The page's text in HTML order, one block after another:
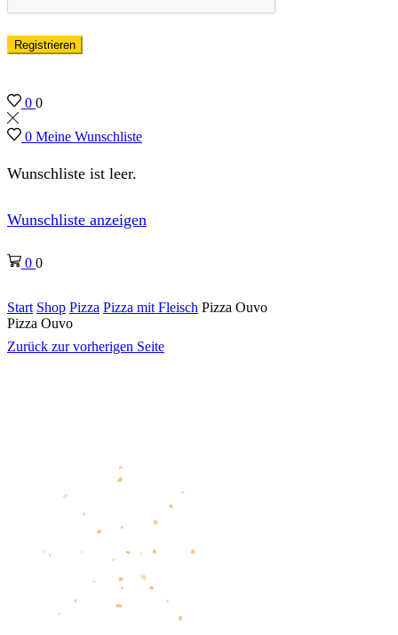
Registrieren
0 0
0 Meine Wunschliste
Wunschliste ist leer.
Wunschliste anzeigen
0 0
Start Shop Pizza Pizza mit Fleisch Pizza Ouvo
Pizza Ouvo
Zurück zur vorherigen Seite